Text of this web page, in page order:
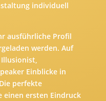
individuell
ausführliche Profil
werden. Auf
Einblicke in
perfekte
einen ersten Eindruck